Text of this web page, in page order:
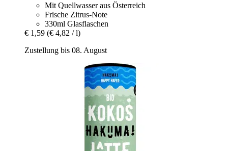
Mit Quellwasser aus Österreich
Frische Zitrus-Note
330ml Glasflaschen
€ 1,59 (€ 4,82 / l)
Zustellung bis 08. August